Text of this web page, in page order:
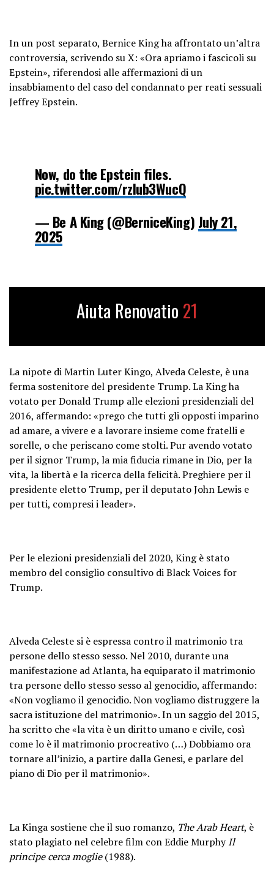
In un post separato, Bernice King ha affrontato un’altra
controversia, scrivendo su X: «Ora apriamo i fascicoli su
Epstein», riferendosi alle affermazioni di un
insabbiamento del caso del condannato per reati sessuali
Jeffrey Epstein.
Now, do the Epstein files.
pic.twitter.com/rzlub3WucQ
— Be A King (@BerniceKing) July 21,
2025
Aiuta Renovatio 21
La nipote di Martin Luter Kingo, Alveda Celeste, è una
ferma sostenitore del presidente Trump. La King ha
votato per Donald Trump alle elezioni presidenziali del
2016, affermando: «prego che tutti gli opposti imparino
ad amare, a vivere e a lavorare insieme come fratelli e
sorelle, o che periscano come stolti. Pur avendo votato
per il signor Trump, la mia fiducia rimane in Dio, per la
vita, la libertà e la ricerca della felicità. Preghiere per il
presidente eletto Trump, per il deputato John Lewis e
per tutti, compresi i leader».
Per le elezioni presidenziali del 2020, King è stato
membro del consiglio consultivo di Black Voices for
Trump.
Alveda Celeste si è espressa contro il matrimonio tra
persone dello stesso sesso. Nel 2010, durante una
manifestazione ad Atlanta, ha equiparato il matrimonio
tra persone dello stesso sesso al genocidio, affermando:
«Non vogliamo il genocidio. Non vogliamo distruggere la
sacra istituzione del matrimonio». In un saggio del 2015,
ha scritto che «la vita è un diritto umano e civile, così
come lo è il matrimonio procreativo (…) Dobbiamo ora
tornare all’inizio, a partire dalla Genesi, e parlare del
piano di Dio per il matrimonio».
La Kinga sostiene che il suo romanzo, The Arab Heart, è
stato plagiato nel celebre film con Eddie MurphyIl
principe cerca moglie(1988).